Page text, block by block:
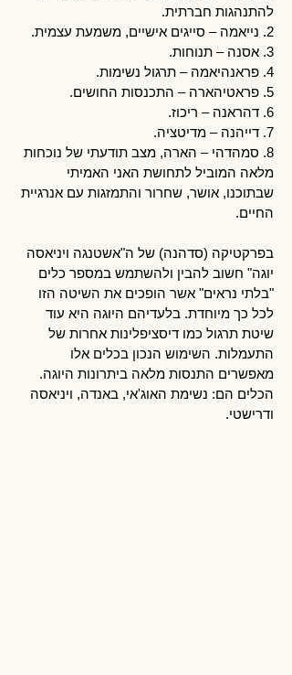
להתנהגות חברתית.
2. נייאמה – סייגים אישיים, משמעת עצמית.
3. אסנה – תנוחות.
4. פראנהיאמה – תרגול נשימות.
5. פראטיהארה – התכנסות החושים.
6. דהראנה – ריכוז.
7. דייהנה – מדיטציה.
8. סמהדהי – הארה, מצב תודעתי של נוכחות
מלאה המוביל לתחושת האני האמיתי
שבתוכנו, אושר, שחרור והתמזגות עם אנרגיית
החיים.
בפרקטיקה (סדהנה) של ה"אשטנגה ויניאסה
יוגה" חשוב להבין ולהשתמש במספר כלים
"בלתי נראים" אשר הופכים את השיטה הזו
לכל כך מיוחדת. בלעדיהם היוגה היא עוד
שיטת תרגול כמו דיסציפלינות אחרות של
התעמלות. השימוש הנכון בכלים אלו
מאפשרים התנסות מלאה ביתרונות היוגה.
הכלים הם: נשימת האוג'אי, באנדה, ויניאסה
ודרישטי.